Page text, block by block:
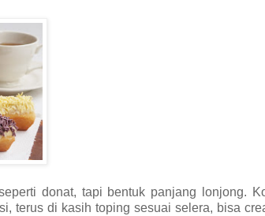
donat, tapi bentuk panjang lonjong.
terus di kasih toping sesuai selera, bisa